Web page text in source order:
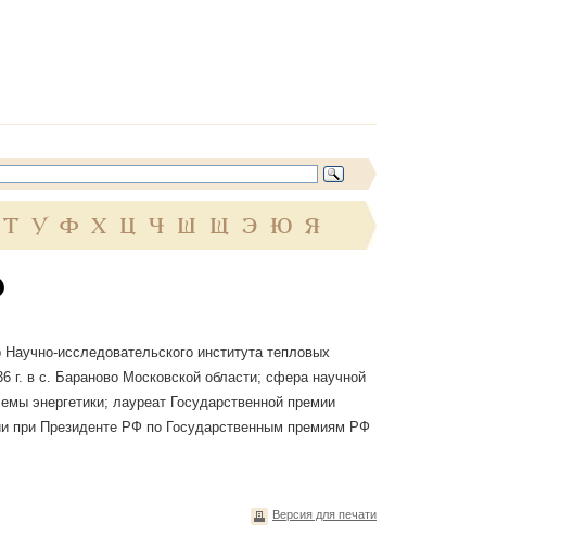
Т У Ф Х Ц Ч Ш Щ Э Ю Я
исследовательского института тепловых
г. в с. Бараново Московской области; сфера научной
энергетики; лауреат Государственной премии
при Президенте РФ по Государственным премиям РФ
Версия для печати